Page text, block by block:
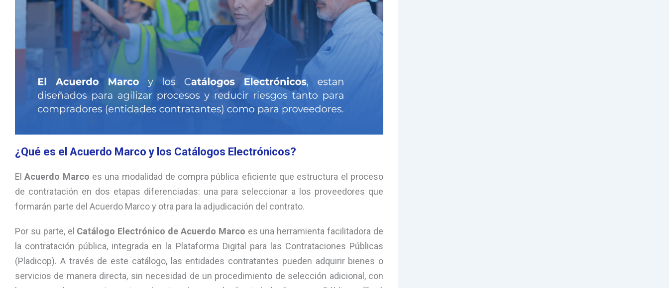
¿Qué es el Acuerdo Marco y los Catálogos Electrónicos?
ElAcuerdo Marco es una modalidad de compra pública eficiente que estructura el proceso
de contratación en dos etapas diferenciadas: una para seleccionar a los proveedores que
formarán parte del Acuerdo Marco y otra para la adjudicación del contrato.
Por su parte, el Catálogo Electrónico de Acuerdo Marco es una herramienta facilitadora de
la contratación pública, integrada en la Plataforma Digital para las Contrataciones Públicas
(Pladicop). A través de este catálogo, las entidades contratantes pueden adquirir bienes o
servicios de manera directa, sin necesidad de un procedimiento de selección adicional, con